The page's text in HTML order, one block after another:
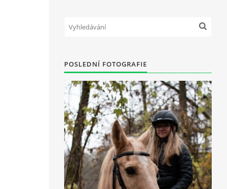
POSLEDNÍ FOTOGRAFIE